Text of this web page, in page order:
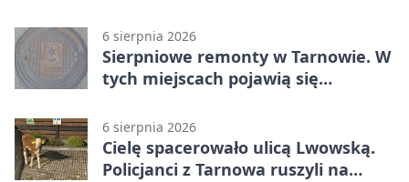
6 sierpnia 2026
Sierpniowe remonty w Tarnowie. W
tych miejscach pojawią się
6 sierpnia 2026
Cielę spacerowało ulicą Lwowską.
Policjanci z Tarnowa ruszyli na